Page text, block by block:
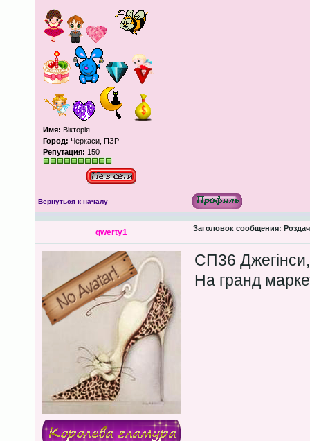
Имя: Вікторія
Город: Черкаси, ПЗР
Репутация: 150
Вернуться к началу
qwerty1 Заголовок сообщения:
СП36
На гранд